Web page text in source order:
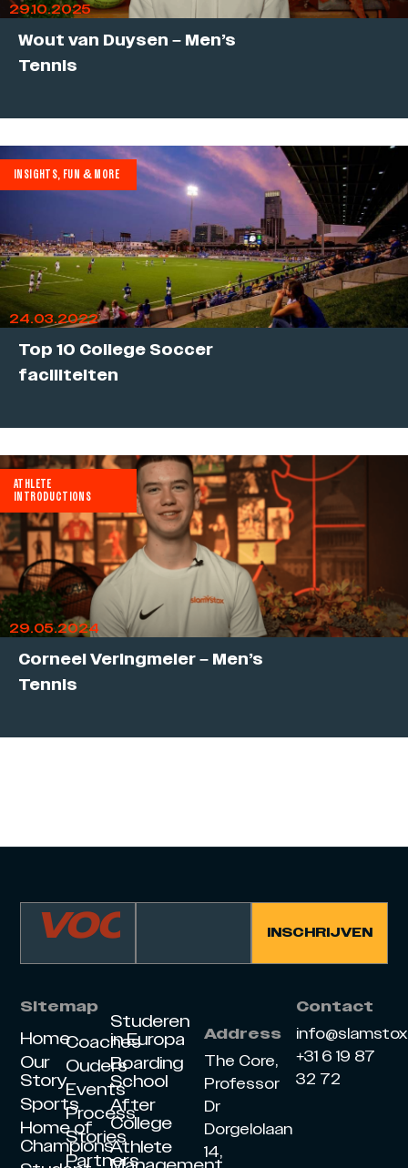
29.10.2025
Wout van Duysen – Men’s
Tennis
INSIGHTS, FUN & MORE
24.03.2022
Top 10 College Soccer
faciliteiten
ATHLETE
INTRODUCTIONS
29.05.2024
Corneel Veringmeier – Men’s
Tennis
Sitemap
Home
Our
Story
Sports
Home of
Champions
Coaches
Ouders
Events
Process
Stories
Partners
Studeren
in Europa
Boarding
School
After
College
Athlete
Address
The Core,
Professor
Dr
Dorgelolaan
14,
Contact
+31 6 19 87
32 72